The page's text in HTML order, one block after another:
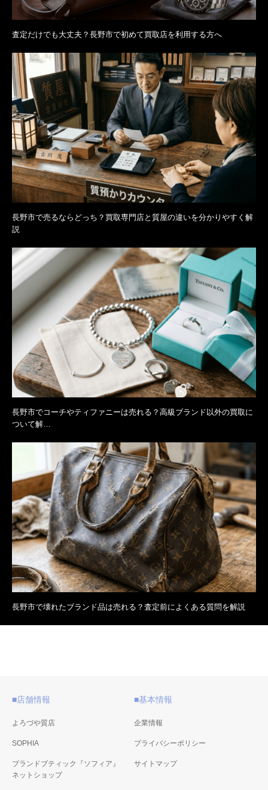
査定だけでも大丈夫？長野市で初めて買取店を利用する方へ
長野市で売るならどっち？買取専門店と質屋の違いを分かりやすく解
説
長野市でコーチやティファニーは売れる？高級ブランド以外の買取に
ついて解…
長野市で壊れたブランド品は売れる？査定前によくある質問を解説
■店舗情報
よろづや質店
SOPHIA
ブランドブティック『ソフィア』
ネットショップ
■基本情報
企業情報
プライバシーポリシー
サイトマップ